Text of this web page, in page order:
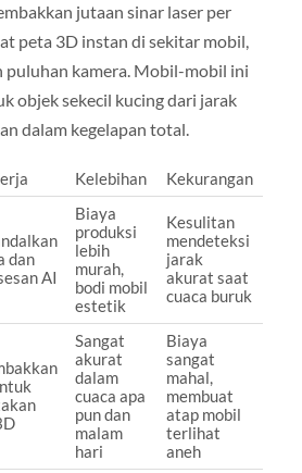
jutaan sinar laser per
peta 3D instan di sekitar mobil,
puluhan kamera. Mobil-mobil ini
objek sekecil kucing dari jarak
dalam kegelapan total.
Kelebihan Kekurangan
dan
AI
Biaya
produksi
lebih
murah,
bodi mobil
estetik
Kesulitan
mendeteksi
jarak
akurat saat
cuaca buruk
Sangat
akurat
dalam
cuaca apa
pun dan
malam
hari
Biaya
sangat
mahal,
membuat
atap mobil
terlihat
aneh